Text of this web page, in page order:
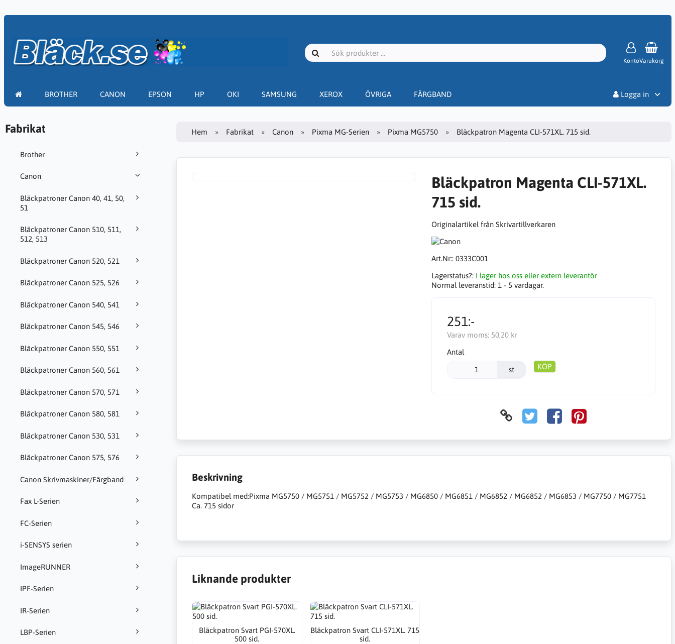
KontoVarukorg
BROTHER CANON EPSON HP OKI SAMSUNG XEROX ÖVRIGA FÄRGBAND
Logga in
Fabrikat
Brother
Canon
Bläckpatroner Canon 40, 41, 50,
51
Bläckpatroner Canon 510, 511,
512, 513
Bläckpatroner Canon 520, 521
Bläckpatroner Canon 525, 526
Bläckpatroner Canon 540, 541
Bläckpatroner Canon 545, 546
Bläckpatroner Canon 550, 551
Bläckpatroner Canon 560, 561
Bläckpatroner Canon 570, 571
Bläckpatroner Canon 580, 581
Bläckpatroner Canon 530, 531
Bläckpatroner Canon 575, 576
Canon Skrivmaskiner/Färgband
Fax L-Serien
FC-Serien
i-SENSYS serien
ImageRUNNER
IPF-Serien
IR-Serien
LBP-Serien
Hem Fabrikat Canon Pixma MG-Serien Pixma MG5750 Bläckpatron Magenta CLI-571XL. 715 sid.
Bläckpatron Magenta CLI-571XL.
715 sid.
Originalartikel från Skrivartillverkaren
Art.Nr:: 0333C001
Lagerstatus?: I lager hos oss eller extern leverantör
Normal leveranstid: 1 - 5 vardagar.
251:-
Varav moms: 50,20 kr
Antal
st KÖP
Beskrivning
Kompatibel med:Pixma MG5750 / MG5751 / MG5752 / MG5753 / MG6850 / MG6851 / MG6852 / MG6852 / MG6853 / MG7750 / MG7751
Ca. 715 sidor
Liknande produkter
Bläckpatron Svart PGI-570XL.
500 sid.
Bläckpatron Svart CLI-571XL. 715
sid.